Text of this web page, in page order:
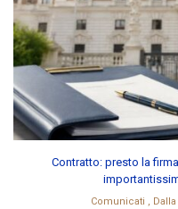
Contratto: presto la
Comunicati ,